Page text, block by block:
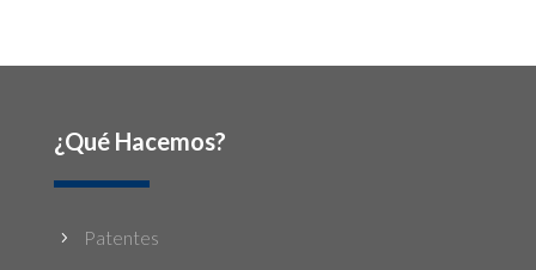
¿Qué Hacemos?
5 Patentes